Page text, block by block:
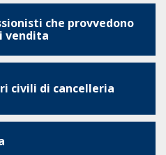
che provvedono
vendita
civili di cancelleria